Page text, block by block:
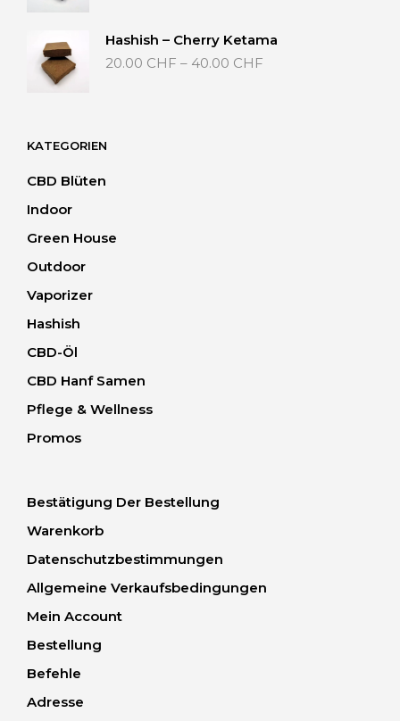
Hashish – Cherry Ketama
20.00 CHF – 40.00 CHF
KATEGORIEN
CBD Blüten
Indoor
Green House
Outdoor
Vaporizer
Hashish
CBD-Öl
CBD Hanf Samen
Pflege & Wellness
Promos
Bestätigung Der Bestellung
Warenkorb
Datenschutzbestimmungen
Allgemeine Verkaufsbedingungen
Mein Account
Bestellung
Befehle
Adresse